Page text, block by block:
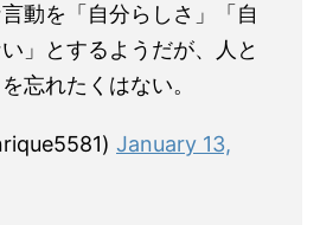
動を「自分らしさ」「自
」とするようだが、人と
忘れたくはない。
January 13,